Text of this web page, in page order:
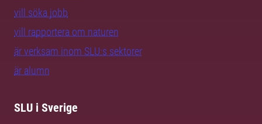
vill söka jobb
vill rapportera om naturen
är verksam inom SLU:s sektorer
är alumn
SLU i Sverige